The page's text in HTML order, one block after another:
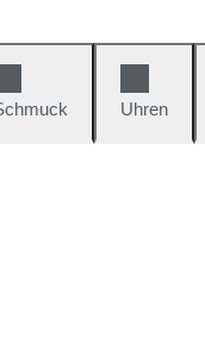
Uhren